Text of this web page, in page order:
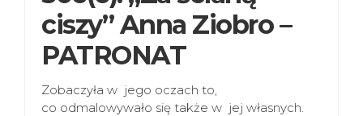
ciszy” Anna Ziobro –
PATRONAT
Zobaczyła w jego oczach to,
co odmalowywało się także w jej własnych.